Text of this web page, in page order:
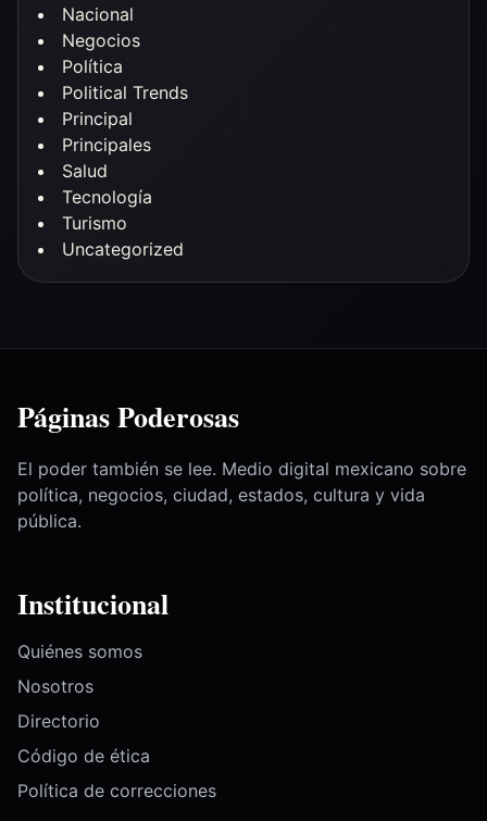
Nacional
Negocios
Política
Political Trends
Principal
Principales
Salud
Tecnología
Turismo
Uncategorized
Páginas Poderosas
El poder también se lee. Medio digital mexicano sobre
política, negocios, ciudad, estados, cultura y vida
pública.
Institucional
Quiénes somos
Nosotros
Directorio
Código de ética
Política de correcciones